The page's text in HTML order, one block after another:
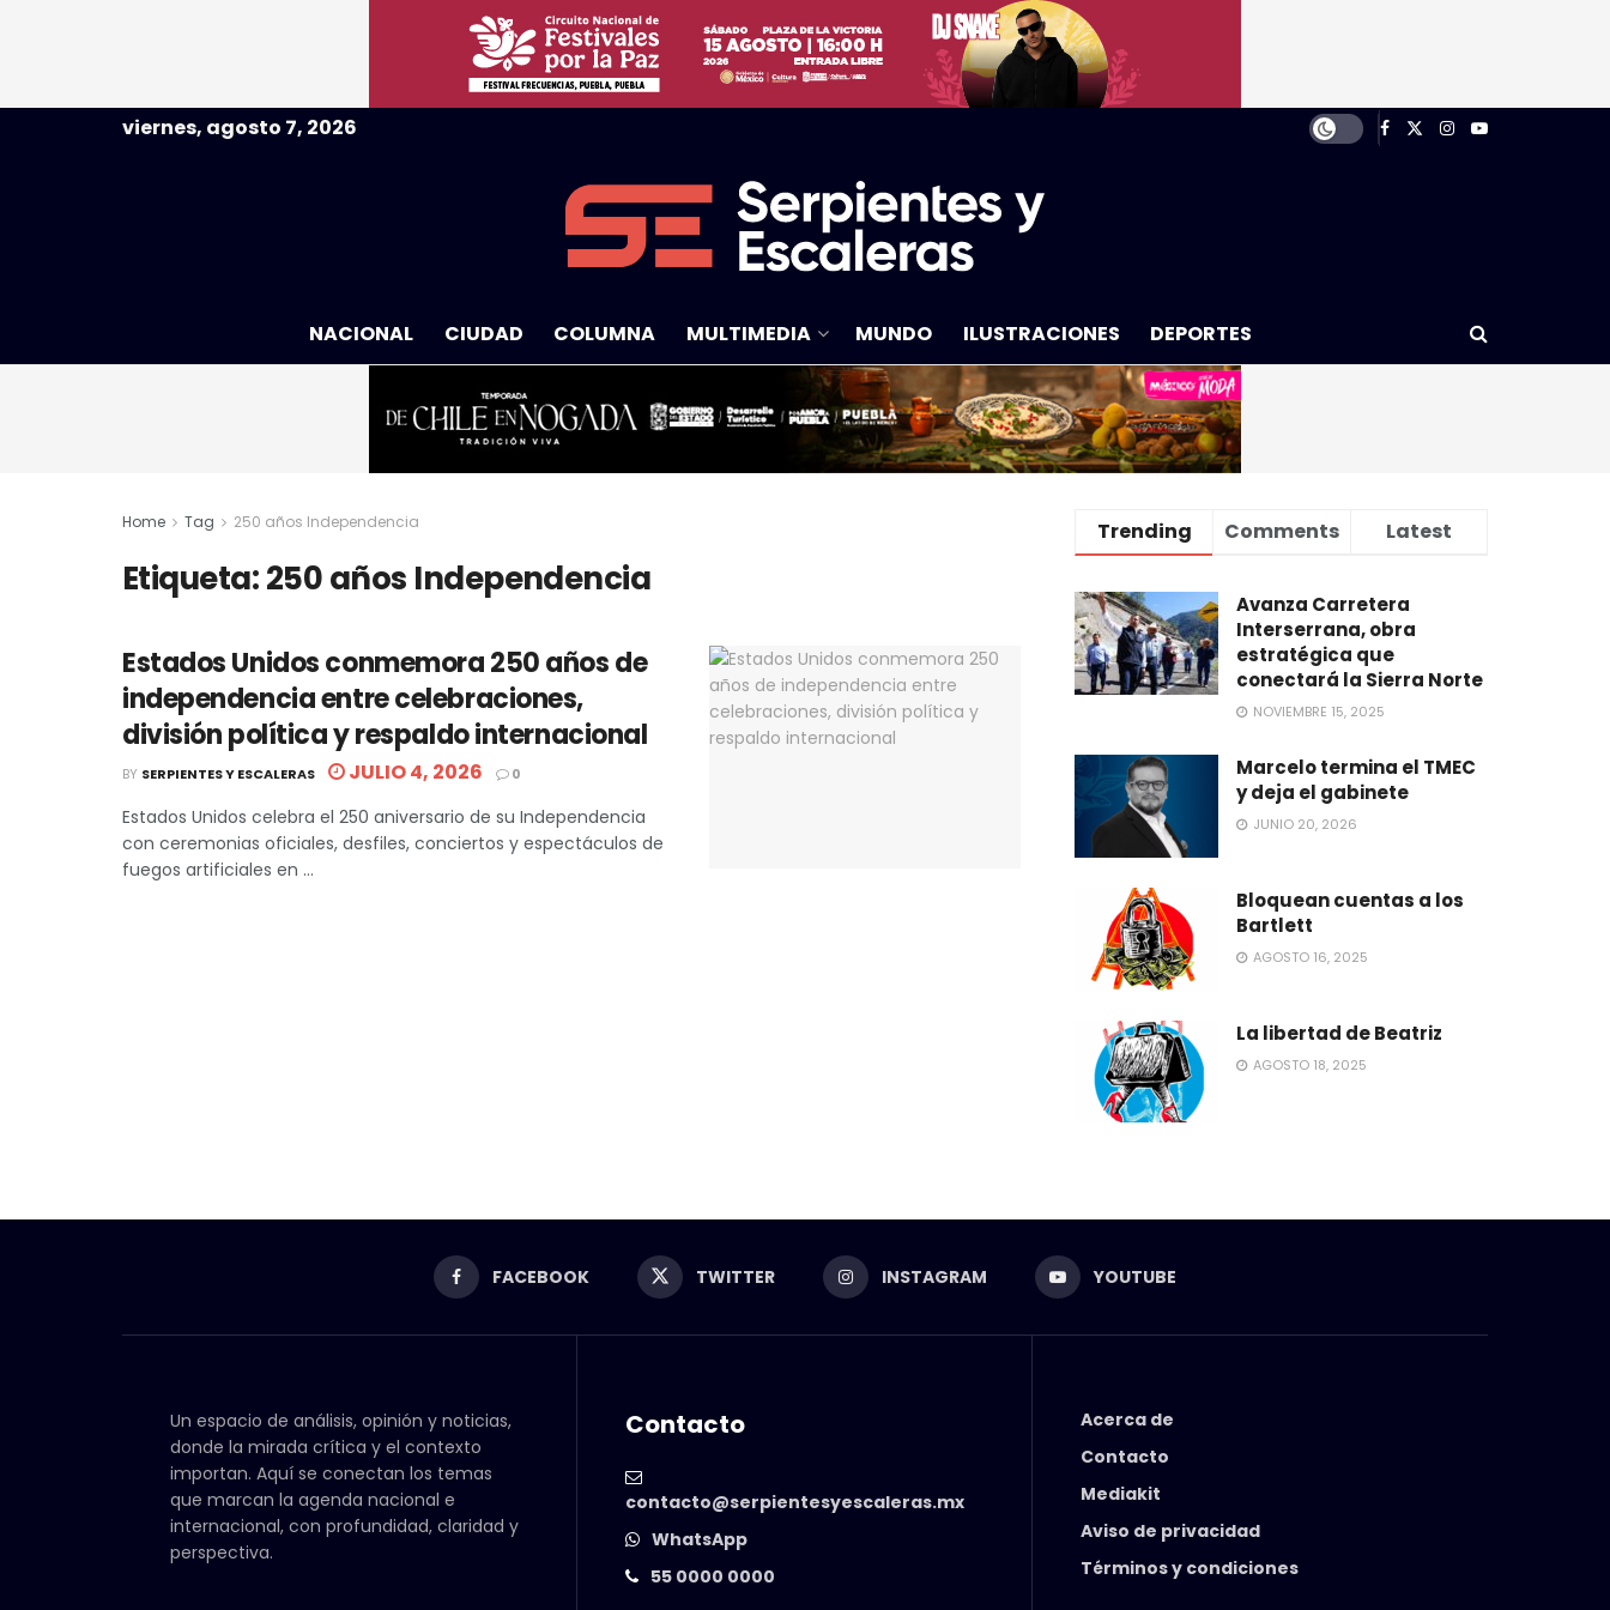
viernes, agosto 7, 2026
NACIONAL CIUDAD COLUMNA MULTIMEDIA MUNDO ILUSTRACIONES DEPORTES
Home Tag 250 años Independencia
Etiqueta:250 años Independencia
Estados Unidos conmemora 250 años de
independencia entre celebraciones,
división política y respaldo internacional
BY SERPIENTES Y ESCALERAS JULIO 4, 2026 0
Estados Unidos celebra el 250 aniversario de su Independencia
con ceremonias oficiales, desfiles, conciertos y espectáculos de
fuegos artificiales en ...
Trending Comments Latest
Avanza Carretera
Interserrana, obra
estratégica que
conectará la Sierra Norte
NOVIEMBRE 15, 2025
Marcelo termina el TMEC
y deja el gabinete
JUNIO 20, 2026
Bloquean cuentas a los
Bartlett
AGOSTO 16, 2025
La libertad de Beatriz
AGOSTO 18, 2025
FACEBOOK TWITTER INSTAGRAM YOUTUBE
Un espacio de análisis, opinión y noticias,
donde la mirada crítica y el contexto
importan. Aquí se conectan los temas
que marcan la agenda nacional e
internacional, con profundidad, claridad y
perspectiva.
Contacto
contacto@serpientesyescaleras.mx
WhatsApp
55 0000 0000
Acerca de
Contacto
Mediakit
Aviso de privacidad
Términos y condiciones